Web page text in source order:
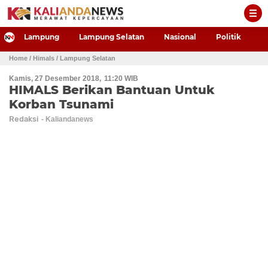
-->
Lampung Lampung Selatan Nasional Politik
Home / Himals / Lampung Selatan
Kamis, 27 Desember 2018 11:20 WIB
HIMALS Berikan Bantuan Untuk
Korban Tsunami
Redaksi